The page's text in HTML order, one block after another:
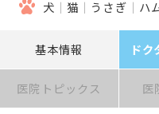
犬
猫 うさぎ ハ
基本情報 ドク
医院トピックス 医